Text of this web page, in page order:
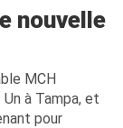
nouvelle
MCH
à Tampa, et
pour